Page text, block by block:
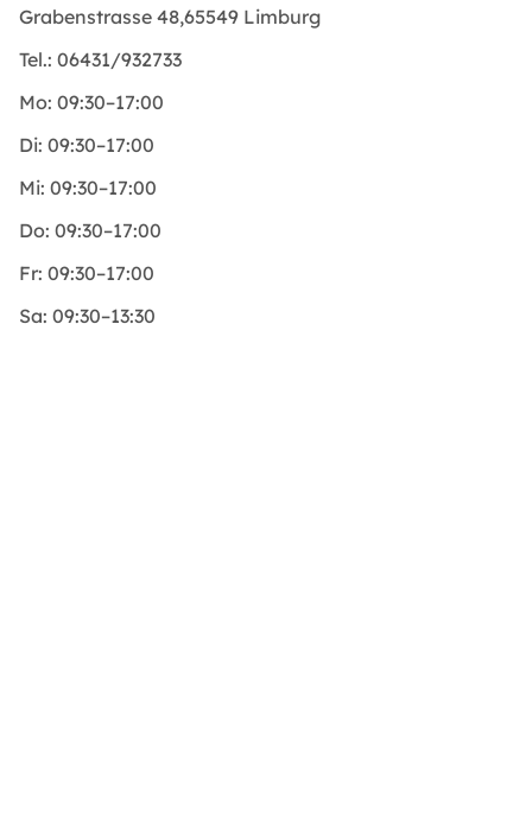
Grabenstrasse 48,65549 Limburg
Tel.: 06431/932733
Mo: 09:30–17:00
Di: 09:30–17:00
Mi: 09:30–17:00
Do: 09:30–17:00
Fr: 09:30–17:00
Sa: 09:30–13:30